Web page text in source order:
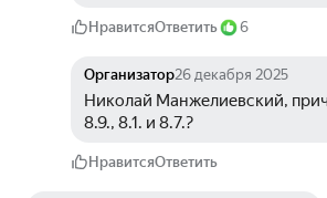
НравитсяОтветить 6
Организатор26 декабря 2025
Николай Манжелиевский,
8.9., 8.1. и 8.7.?
НравитсяОтветить